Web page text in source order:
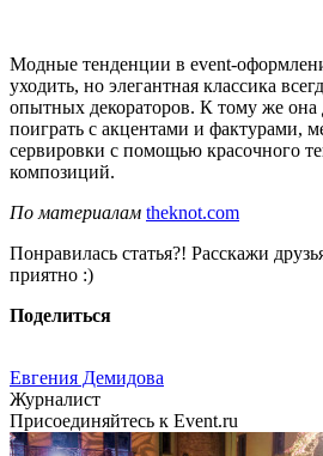
Модные тенденции в event-
уходить, но элегантная классика
опытных декораторов. К тому же она
поиграть с акцентами и фактурами,
сервировки с помощью красочного
композиций.
По материалам theknot.com
Понравилась статья?! Расскажи
приятно :)
Поделиться
Евгения Демидова
Журналист
Присоединяйтесь к Event.ru